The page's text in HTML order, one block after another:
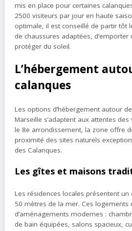
mis en place pour certaines
2500 visiteurs par jour en haute
optimale, il est conseillé de partir tôt
de chaussures adaptées, d’emporter
protéger du soleil.
L’hébergement
calanques
Les options d’hébergement autour
Marseille s’adaptent aux attentes
le 8e arrondissement, la zone offre
proximité des sites naturels
des Calanques.
Les gîtes et maisons
Les résidences locales présentent
50 mètres de la mer. Ces logements
d’aménagements modernes :
de bain équipées, salons spacieux,